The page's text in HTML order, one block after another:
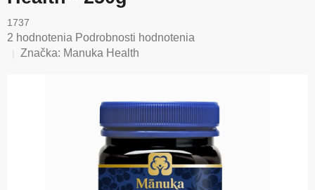
1737
Priemerné
hodnotenie
2 hodnotenia Podrobnosti hodnotenia
Značka: Manuka Health